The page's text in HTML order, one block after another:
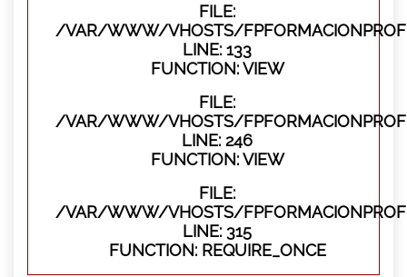
FILE:
/VAR/WWW/VHOSTS/
LINE: 133
FUNCTION: VIEW
FILE:
/VAR/WWW/VHOSTS/
LINE: 246
FUNCTION: VIEW
FILE:
/VAR/WWW/VHOSTS/
LINE: 315
FUNCTION: REQUIRE_ONCE